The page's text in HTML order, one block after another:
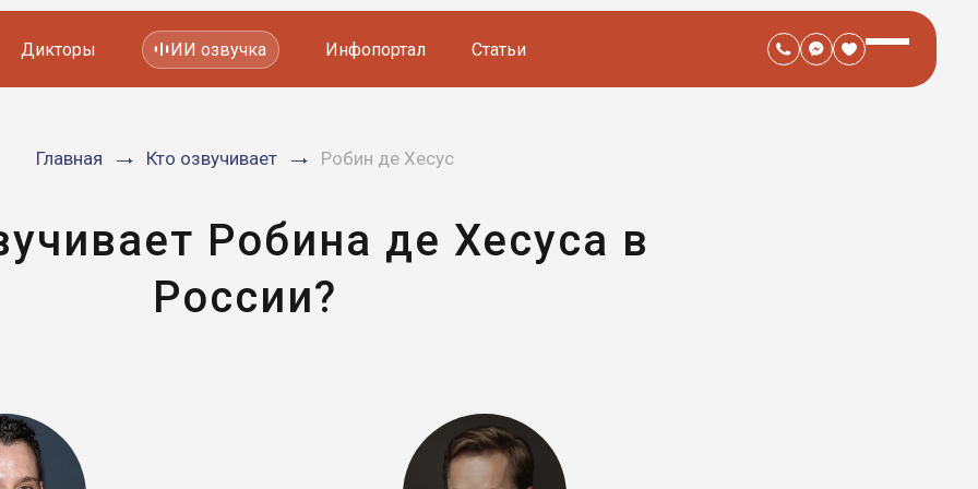
Мультфильмов
Дикторы ИИ озвучка Инфопортал Статьи
Главная Кто озвучивает Робин де Хесус
Робина де Хесуса в
России?